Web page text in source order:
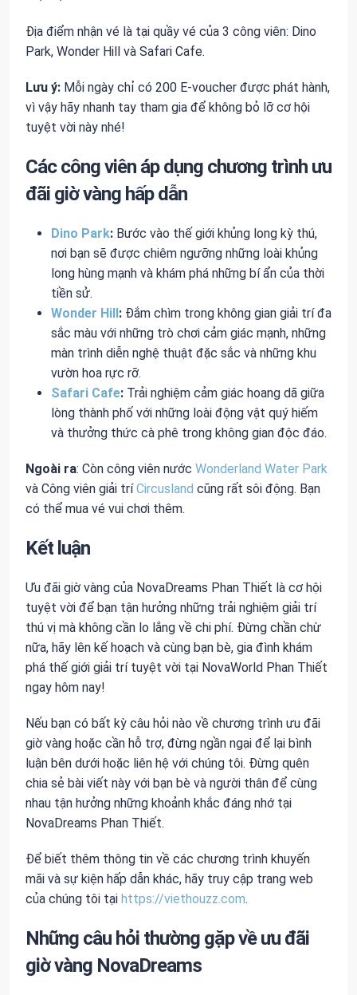
Địa điểm nhận vé là tại quầy vé của 3 công viên: Dino
Park, Wonder Hill và Safari Cafe.
Lưu ý: Mỗi ngày chỉ có 200 E-voucher được phát hành,
vì vậy hãy nhanh tay tham gia để không bỏ lỡ cơ hội
tuyệt vời này nhé!
Các công viên áp dụng chương trình ưu
đãi giờ vàng hấp dẫn
Dino Park: Bước vào thế giới khủng long kỳ thú,
nơi bạn sẽ được chiêm ngưỡng những loài khủng
long hùng mạnh và khám phá những bí ẩn của thời
tiền sử.
Wonder Hill: Đắm chìm trong không gian giải trí đa
sắc màu với những trò chơi cảm giác mạnh, những
màn trình diễn nghệ thuật đặc sắc và những khu
vườn hoa rực rỡ.
Safari Cafe: Trải nghiệm cảm giác hoang dã giữa
lòng thành phố với những loài động vật quý hiếm
và thưởng thức cà phê trong không gian độc đáo.
Ngoài ra: Còn công viên nước Wonderland Water Park
và Công viên giải tríCircusland cũng rất sôi động. Bạn
có thể mua vé vui chơi thêm.
Kết luận
Ưu đãi giờ vàng của NovaDreams Phan Thiết là cơ hội
tuyệt vời để bạn tận hưởng những trải nghiệm giải trí
thú vị mà không cần lo lắng về chi phí. Đừng chần chừ
nữa, hãy lên kế hoạch và cùng bạn bè, gia đình khám
phá thế giới giải trí tuyệt vời tại NovaWorld Phan Thiết
ngay hôm nay!
Nếu bạn có bất kỳ câu hỏi nào về chương trình ưu đãi
giờ vàng hoặc cần hỗ trợ, đừng ngần ngại để lại bình
luận bên dưới hoặc liên hệ với chúng tôi. Đừng quên
chia sẻ bài viết này với bạn bè và người thân để cùng
nhau tận hưởng những khoảnh khắc đáng nhớ tại
NovaDreams Phan Thiết.
Để biết thêm thông tin về các chương trình khuyến
mãi và sự kiện hấp dẫn khác, hãy truy cập trang web
của chúng tôi tại https://viethouzz.com.
Những câu hỏi thường gặp về ưu đãi
giờ vàng NovaDreams